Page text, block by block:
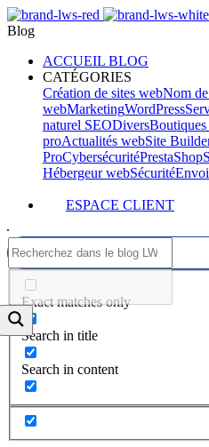
Blog
ACCUEIL BLOG
CATÉGORIES
Création de sites webNom
webMarketingWordPress
naturel SEODiversBoutiques
proActualités webSite
ProCybersécuritéPrestaShop
Hébergeur webSécurité
ESPACE CLIENT
Exact matches only
Search in title
Search in content